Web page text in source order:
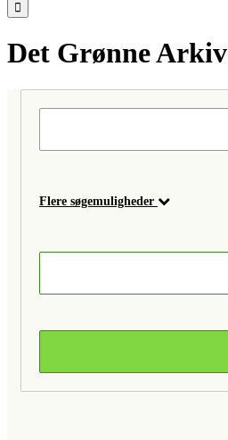
Det Grønne Arkiv
Flere søgemuligheder